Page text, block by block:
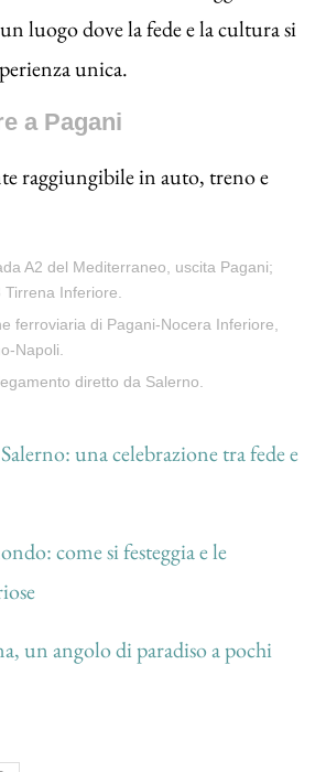
luogo dove la fede e la cultura si
unica.
a Pagani
raggiungibile in auto, treno e
A2 del Mediterraneo, uscita Pagani;
Inferiore.
ferroviaria di Pagani-Nocera Inferiore,
Napoli.
diretto da Salerno.
una celebrazione tra fede e
come si festeggia e le
un angolo di paradiso a pochi